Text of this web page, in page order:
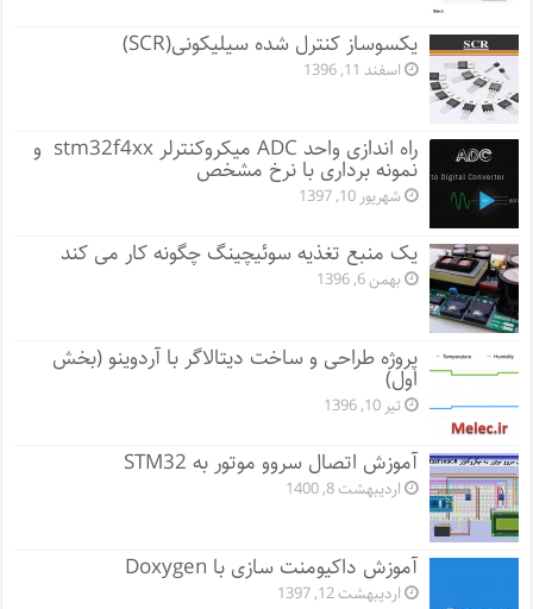
یکسوساز کنترل شده سیلیکونی(SCR)
اسفند 11, 1396
راه اندازی واحد ADC میکروکنترلر stm32f4xx و
نمونه برداری با نرخ مشخص
شهریور 10, 1397
یک منبع تغذیه سوئیچینگ چگونه کار می کند
بهمن 6, 1396
پروژه طراحی و ساخت دیتالاگر با آردوینو (بخش
اول)
تیر 10, 1396
آموزش اتصال سروو موتور به STM32
اردیبهشت 8, 1400
آموزش داکیومنت سازی با Doxygen
اردیبهشت 12, 1397